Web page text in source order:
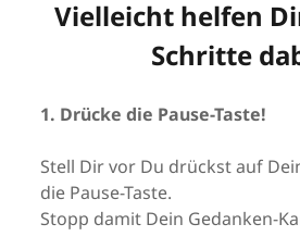
Vielleicht helfen
Schritte
1. Drücke die Pause-Taste!
Stell Dir vor Du drückst auf
die Pause-Taste.
Stopp damit Dein Gedanken-